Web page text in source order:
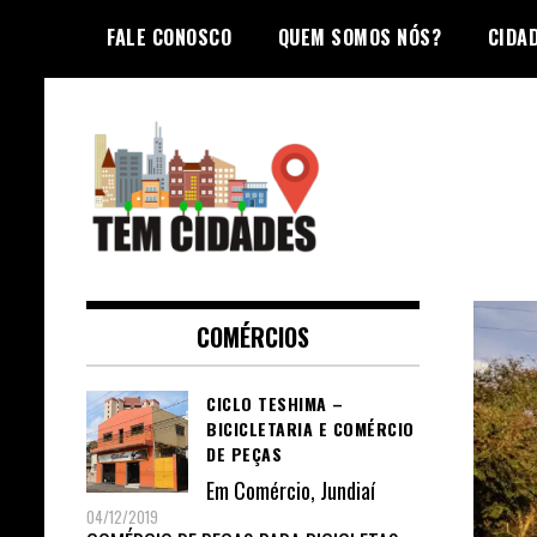
content
FALE CONOSCO QUEM SOMOS NÓS?
TEM CIDADES
COMÉRCIOS
CICLO TESHIMA –
BICICLETARIA E COMÉRCIO
DE PEÇAS
Em Comércio, Jundiaí
04/12/2019